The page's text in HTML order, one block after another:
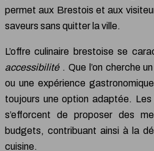
permet aux Brestois et aux
saveurs sans quitter la ville.
L’offre culinaire brestoise se
accessibilité . Que l’on cherche
ou une expérience
toujours une option adaptée.
s’efforcent de proposer des
budgets, contribuant ainsi à la
cuisine.